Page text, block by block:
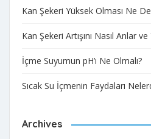
Kan Şekeri Yüksek Olması Ne
Kan Şekeri Artışını Nasıl Anlar
İçme Suyumun pH’ı Ne Olmalı?
Sıcak Su İçmenin Faydaları
Archives